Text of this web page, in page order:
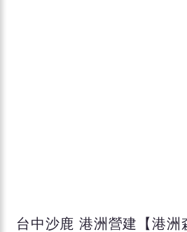
台中沙鹿 港洲營建【港洲